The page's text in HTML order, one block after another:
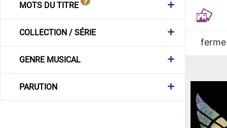
MOTS DU TITRE
COLLECTION / SÉRIE
GENRE MUSICAL
PARUTION
ferme